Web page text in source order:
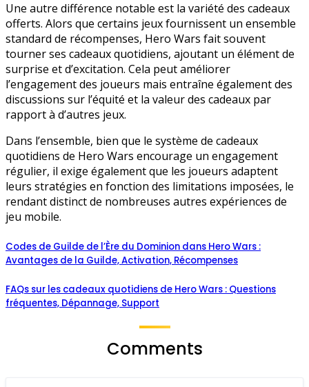
Une autre différence notable est la variété des cadeaux
offerts. Alors que certains jeux fournissent un ensemble
standard de récompenses, Hero Wars fait souvent
tourner ses cadeaux quotidiens, ajoutant un élément de
surprise et d’excitation. Cela peut améliorer
l’engagement des joueurs mais entraîne également des
discussions sur l’équité et la valeur des cadeaux par
rapport à d’autres jeux.
Dans l’ensemble, bien que le système de cadeaux
quotidiens de Hero Wars encourage un engagement
régulier, il exige également que les joueurs adaptent
leurs stratégies en fonction des limitations imposées, le
rendant distinct de nombreuses autres expériences de
jeu mobile.
Codes de Guilde de l’Ère du Dominion dans Hero Wars :
Avantages de la Guilde, Activation, Récompenses
FAQs sur les cadeaux quotidiens de Hero Wars : Questions
fréquentes, Dépannage, Support
Comments